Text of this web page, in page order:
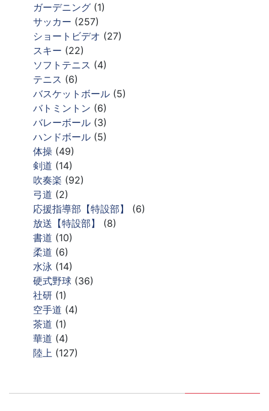
ガーデニング (1)
サッカー (257)
ショートビデオ (27)
スキー (22)
ソフトテニス (4)
テニス (6)
バスケットボール (5)
バトミントン (6)
バレーボール (3)
ハンドボール (5)
体操 (49)
剣道 (14)
吹奏楽 (92)
弓道 (2)
応援指導部【特設部】
(6)
放送【特設部】
(8)
書道 (10)
柔道 (6)
水泳 (14)
硬式野球 (36)
社研 (1)
空手道 (4)
茶道 (1)
華道 (4)
陸上 (127)